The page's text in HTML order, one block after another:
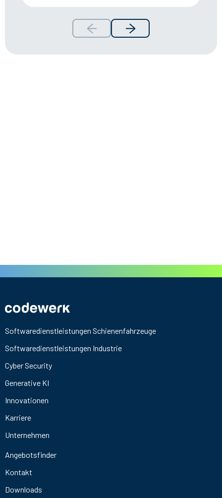
Softwaredienstleistungen Schienenfahrzeuge
Softwaredienstleistungen Industrie
Cyber Security
Generative KI
Innovationen
Karriere
Unternehmen
Angebotsfinder
Kontakt
Downloads